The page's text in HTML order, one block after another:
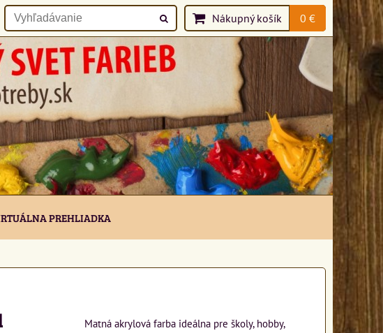
Nákupný košík 0 €
PREHLIADKA
Matná akrylová farba ideálna pre školy, hobby,